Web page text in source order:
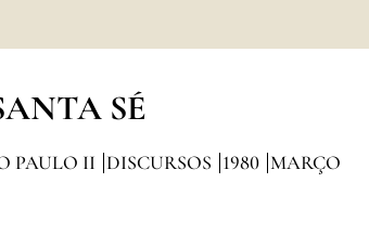
SÉ
PAULO II DISCURSOS 1980 MARÇO